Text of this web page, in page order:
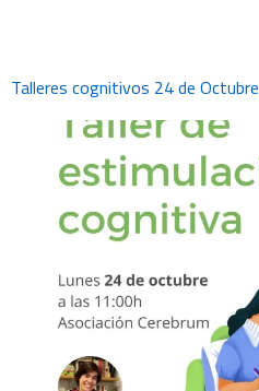
Talleres cognitivos 24 de Octubre